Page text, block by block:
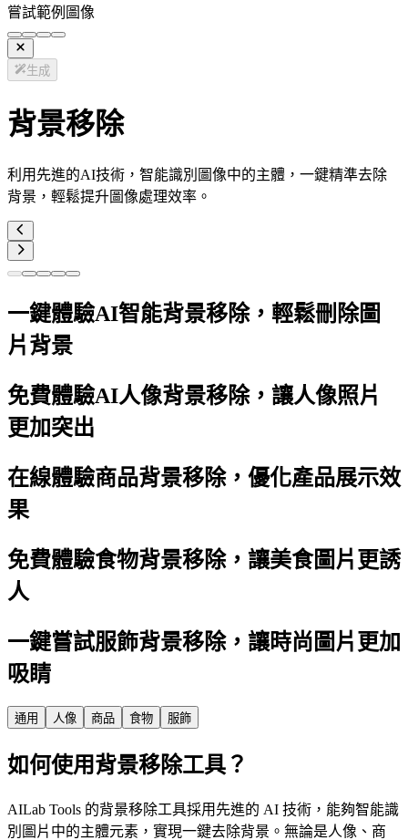
嘗試範例圖像
生成
背景移除
利用先進的AI技術，智能識別圖像中的主體，一鍵精準去除
背景，輕鬆提升圖像處理效率。
一鍵體驗AI智能背景移除，輕鬆刪除圖
片背景
免費體驗AI人像背景移除，讓人像照片
更加突出
在線體驗商品背景移除，優化產品展示效
果
免費體驗食物背景移除，讓美食圖片更誘
人
一鍵嘗試服飾背景移除，讓時尚圖片更加
吸睛
通用 人像 商品 食物 服飾
如何使用背景移除工具？
AILab Tools 的背景移除工具採用先進的 AI 技術，能夠智能識
別圖片中的主體元素，實現一鍵去除背景。無論是人像、商